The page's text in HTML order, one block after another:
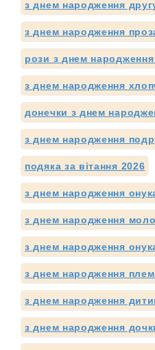
з днем народження
з днем народження
рози з днем народження
з днем народження
донечки з днем
з днем народження
подяка за вітання 2026
з днем народження
з днем народження
з днем народження
з днем народження
з днем народження
з днем народження